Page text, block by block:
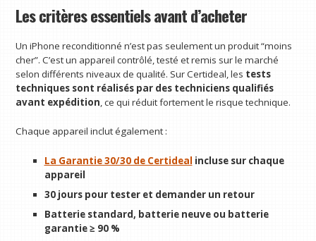
Les critères essentiels avant d’acheter
Un iPhone reconditionné n’est pas seulement un produit “moins
cher”. C’est un appareil contrôlé, testé et remis sur le marché
selon différents niveaux de qualité. Sur Certideal, les tests
techniques sont réalisés par des techniciens qualifiés
avant expédition , ce qui réduit fortement le risque technique.
Chaque appareil inclut également :
La Garantie 30/30 de Certideal incluse sur chaque
appareil
30 jours pour tester et demander un retour
Batterie standard, batterie neuve ou batterie
garantie ≥ 90 %